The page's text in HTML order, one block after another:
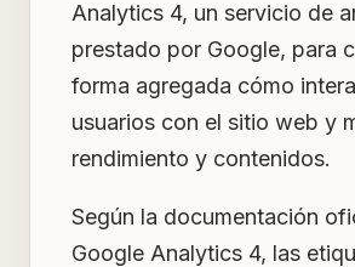
Analytics 4, un servicio de
prestado por Google, para
forma agregada cómo
usuarios con el sitio web y
rendimiento y contenidos.
Según la documentación
Google Analytics 4, las